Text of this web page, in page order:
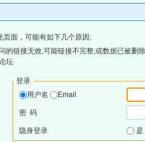
页面，可能有如下几个原因:
的链接无效,可能链接不完整,或数据已被删
坛
登录
用户名
Email
密 码
隐身登录